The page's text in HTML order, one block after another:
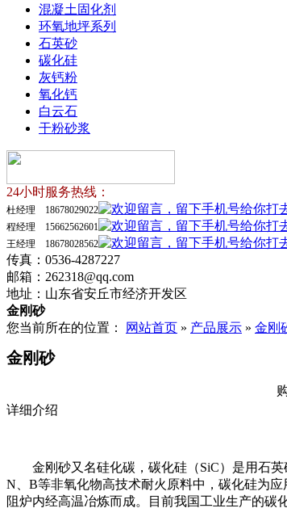
混凝土固化剂
环氧地坪系列
石英砂
碳化硅
灰钙粉
氧化钙
白云石
干粉砂浆
24小时服务热线：
杜经理 18678029022
程经理 15662562601
王经理 18678028562
传真：0536-4287227
邮箱：262318@qq.com
地址：山东省安丘市经济开发区
金刚砂
您当前所在的位置：
网站首页 » 产品展示 » 金刚
金刚砂
详细介绍
金刚砂又名硅化碳，碳化硅（SiC）是用石英
N、B等非氧化物高技术耐火原料中，碳化硅为
阻炉内经高温冶炼而成。目前我国工业生产的碳